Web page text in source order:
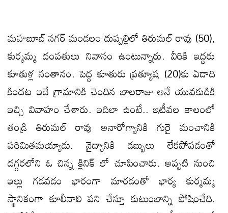
మహబూబ్ నగర్ మండలం దుప్పల్లిలో తిరుమల్ రావు (50),
కుర్మమ్మ దంపతులు నివాసం ఉంటున్నారు. వీరికి ఇద్దరు
కూతుళ్ల సంతానం. పెద్ద కూతురు ప్రత్యూష (20)కు ఏడాది
కిందట ఇదే గ్రామానికి చెందిన బాలరాజు అనే యువకుడికి
ఇచ్చి వివాహం చేశారు. ఇదిలా ఉంటే.. ఇటీవల కాలంలో
తండ్రి తిరుమల్ రావు అనారోగ్యానికి గురై మంచానికి
పరిమితమయ్యాడు. వైద్యానికి డబ్బులు లేకపోవడంతో
దగ్గరలోని ఓ చిన్న క్లినిక్ లో చూపించారు. అప్పటి నుంచి
ఇల్లు గడవడం భారంగా మారడంతో భార్య కుర్మమ్మ
స్థానికంగా కూలీనాలి పని చేస్తూ కుటుంబాన్ని పోషించేది.